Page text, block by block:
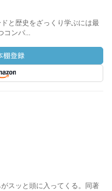
と歴史をざっくり学ぶには最
コンパ...
スッと頭に入ってくる。同著